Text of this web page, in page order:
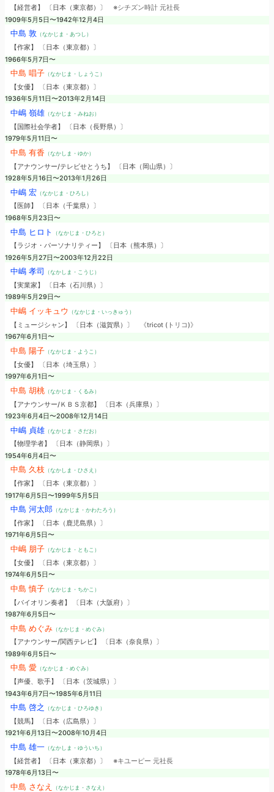
【経営者】 〔日本（東京都）〕 ※シチズン時計 元社長
1909年5月5日〜1942年12月4日
中島 敦 （なかじま・あつし）
【作家】 〔日本（東京都）〕
1966年5月7日〜
中島 唱子（なかじま・しょうこ）
【女優】 〔日本（東京都）〕
1936年5月11日〜2013年2月14日
中嶋 嶺雄（なかじま・みねお）
【国際社会学者】 〔日本（長野県）〕
1979年5月11日〜
中島 有香 （なかしま・ゆか）
【アナウンサー/テレビせとうち】 〔日本（岡山県）〕
1928年5月16日〜2013年1月26日
中嶋 宏（なかじま・ひろし）
【医師】 〔日本（千葉県）〕
1968年5月23日〜
中島 ヒロト （なかじま・ひろと）
【ラジオ・パーソナリティー】 〔日本（熊本県）〕
1926年5月27日〜2003年12月22日
中嶋 孝司 （なかしま・こうじ）
【実業家】 〔日本（石川県）〕
1989年5月29日〜
中嶋 イッキュウ （なかじま・いっきゅう）
【ミュージシャン】 〔日本（滋賀県）〕
《tricot (トリコ)》
1967年6月1日〜
中島 陽子（なかじま・ようこ）
【女優】 〔日本（埼玉県）〕
1997年6月1日〜
中島 胡桃（なかじま・くるみ）
【アナウンサー/ＫＢＳ京都】 〔日本（兵庫県）〕
1923年6月4日〜2008年12月14日
中嶋 貞雄（なかじま・さだお）
【物理学者】 〔日本（静岡県）〕
1954年6月4日〜
中島 久枝 （なかしま・ひさえ）
【作家】 〔日本（東京都）〕
1917年6月5日〜1999年5月5日
中島 河太郎（なかじま・かわたろう）
【作家】 〔日本（鹿児島県）〕
1971年6月5日〜
中嶋 朋子（なかじま・ともこ）
【女優】 〔日本（東京都）〕
1974年6月5日〜
中島 慎子（なかじま・ちかこ）
【バイオリン奏者】 〔日本（大阪府）〕
1987年6月5日〜
中島 めぐみ（なかじま・めぐみ）
【アナウンサー/関西テレビ】 〔日本（奈良県）〕
1989年6月5日〜
中島 愛（なかじま・めぐみ）
【声優、歌手】 〔日本（茨城県）〕
1943年6月7日〜1985年6月11日
中島 啓之 （なかじま・ひろゆき）
【競馬】 〔日本（広島県）〕
1921年6月13日〜2008年10月4日
中島 雄一（なかしま・ゆういち）
【経営者】 〔日本（東京都）〕 ※キユーピー 元社長
1978年6月13日〜
中島 さなえ （なかじま・さなえ）